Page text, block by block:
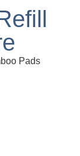
Pads